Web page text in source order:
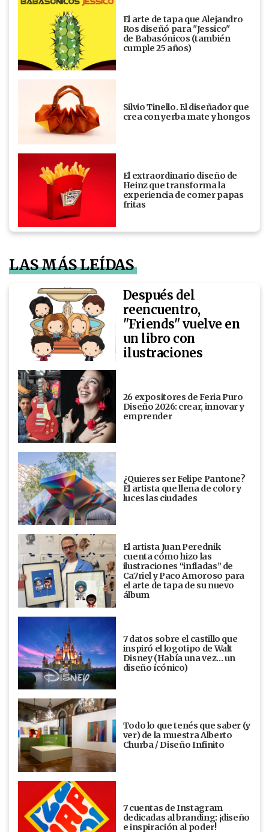
El arte de tapa que Alejandro
Ros diseñó para "Jessico"
de Babasónicos (también
cumple 25 años)
Silvio Tinello. El diseñador que
crea con yerba mate y hongos
El extraordinario diseño de
Heinz que transforma la
experiencia de comer papas
fritas
LAS MÁS LEÍDAS
Después del
reencuentro,
"Friends" vuelve en
un libro con
ilustraciones
26 expositores de Feria Puro
Diseño 2026: crear, innovar y
emprender
¿Quieres ser Felipe Pantone?
El artista que llena de color y
luces las ciudades
El artista Juan Perednik
cuenta cómo hizo las
ilustraciones “infladas” de
Ca7riel y Paco Amoroso para
el arte de tapa de su nuevo
álbum
7 datos sobre el castillo que
inspiró el logotipo de Walt
Disney (Había una vez... un
diseño ícónico)
Todo lo que tenés que saber (y
ver) de la muestra Alberto
Churba / Diseño Infinito
7 cuentas de Instagram
dedicadas al branding: ¡diseño
e inspiración al poder!